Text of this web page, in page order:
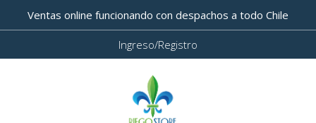
Ventas online funcionando con despachos a todo Chile
Ingreso/Registro